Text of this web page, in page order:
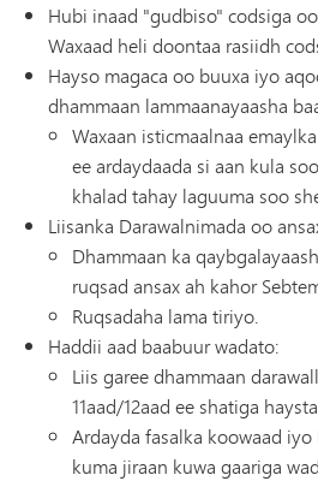
Hubi inaad "gudbiso" codsiga
Waxaad heli doontaa rasiidh
Hayso magaca oo buuxa iyo
dhammaan lammaanayaasha
Waxaan isticmaalnaa
ee ardaydaada si aan kula
khalad tahay laguuma soo
Liisanka Darawalnimada oo
Dhammaan ka
ruqsad ansax ah kahor
Ruqsadaha lama tiriyo.
Haddii aad baabuur wadato:
Liis garee dhammaan
11aad/12aad ee shatiga
Ardayda fasalka koowaad
kuma jiraan kuwa gaariga